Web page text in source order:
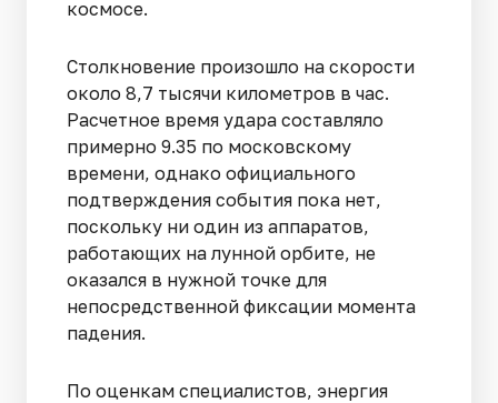
космосе.
Столкновение произошло на скорости
около 8,7 тысячи километров в час.
Расчетное время удара составляло
примерно 9.35 по московскому
времени, однако официального
подтверждения события пока нет,
поскольку ни один из аппаратов,
работающих на лунной орбите, не
оказался в нужной точке для
непосредственной фиксации момента
падения.
По оценкам специалистов, энергия